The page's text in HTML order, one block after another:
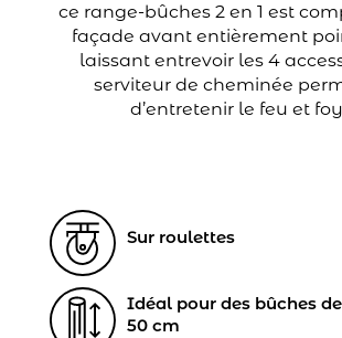
ce range-bûches 2 en 1 est
façade avant entièrement
laissant entrevoir les 4
serviteur de cheminée
d’entretenir le feu et
Sur roulettes
Idéal pour des bûches
50 cm